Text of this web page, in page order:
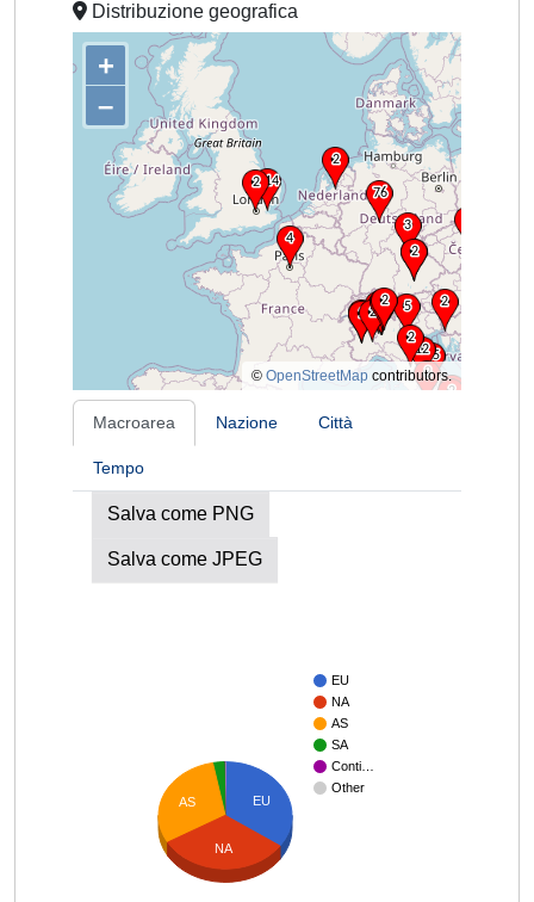
Distribuzione geografica
+
–
© OpenStreetMap contributors.
Macroarea Nazione Città
Tempo
Salva come PNG
Salva come JPEG
EU
NA
AS
SA
Conti…
Other
EU
AS
NA